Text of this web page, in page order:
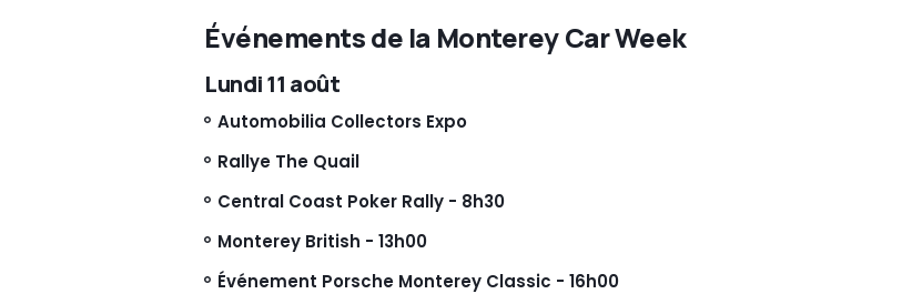
Événements de la Monterey Car Week
Lundi 11 août
Automobilia Collectors Expo
Rallye The Quail
Central Coast Poker Rally - 8h30
Monterey British - 13h00
Événement Porsche Monterey Classic - 16h00